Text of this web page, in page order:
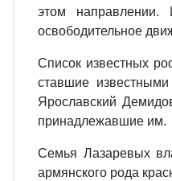
этом направлении.
освободительное
Список известных
ставшие
Ярославский
принадлежавшие им.
Семья Лазаревых
армянского рода